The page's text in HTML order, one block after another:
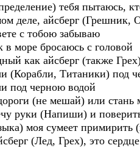
тебя пытаюсь,
деле, айсберг (Грешник,
с тобою забываю
море бросаюсь с головой
как айсберг (также
(Корабли, Титаники) под
под черною водой
(не мешай) или
руки (Напиши) и
моя сумеет примирить
(Лед, Грех), это